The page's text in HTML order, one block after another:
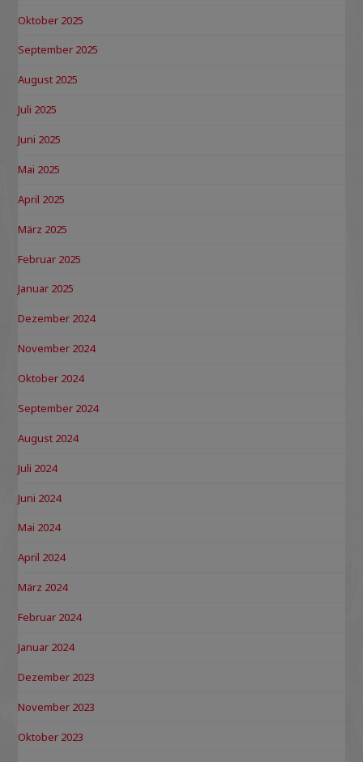
Oktober 2025
September 2025
August 2025
Juli 2025
Juni 2025
Mai 2025
April 2025
März 2025
Februar 2025
Januar 2025
Dezember 2024
November 2024
Oktober 2024
September 2024
August 2024
Juli 2024
Juni 2024
Mai 2024
April 2024
März 2024
Februar 2024
Januar 2024
Dezember 2023
November 2023
Oktober 2023